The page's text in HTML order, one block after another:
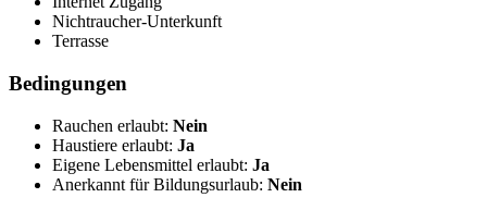
Nichtraucher-Unterkunft
Terrasse
Bedingungen
Rauchen erlaubt: Nein
Haustiere erlaubt: Ja
Eigene Lebensmittel erlaubt: Ja
Anerkannt für Bildungsurlaub: Nein